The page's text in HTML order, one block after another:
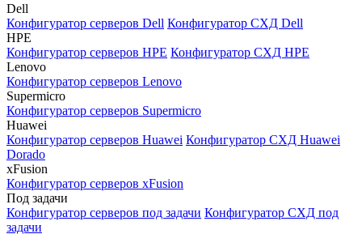
Dell
Конфигуратор серверов Dell Конфигуратор СХД Dell
HPE
Конфигуратор серверов HPE Конфигуратор СХД HPE
Lenovo
Конфигуратор серверов Lenovo
Supermicro
Конфигуратор серверов Supermicro
Huawei
Конфигуратор серверов Huawei Конфигуратор СХД Huawei
Dorado
xFusion
Конфигуратор серверов xFusion
Под задачи
Конфигуратор серверов под задачи Конфигуратор СХД под
задачи